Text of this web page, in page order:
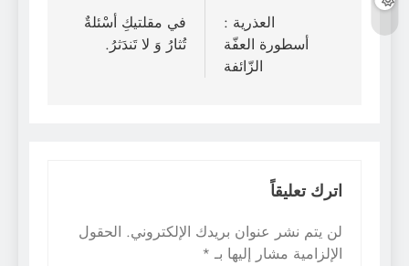
المقالاتالعذرية :
أسطورة العفّة
الزّائفة
في مقلتيكِ أسْئلةٌ
تُثارُ وَ لا تَندَثرُ.
اترك تعليقاً
لن يتم نشر عنوان بريدك الإلكتروني. الحقول
الإلزامية مشار إليها بـ *